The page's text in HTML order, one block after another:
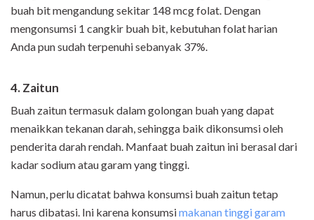
buah bit mengandung sekitar 148 mcg folat. Dengan
mengonsumsi 1 cangkir buah bit, kebutuhan folat harian
Anda pun sudah terpenuhi sebanyak 37%.
4. Zaitun
Buah zaitun termasuk dalam golongan buah yang dapat
menaikkan tekanan darah, sehingga baik dikonsumsi oleh
penderita darah rendah. Manfaat buah zaitun ini berasal dari
kadar sodium atau garam yang tinggi.
Namun, perlu dicatat bahwa konsumsi buah zaitun tetap
harus dibatasi. Ini karena konsumsimakanan tinggi garam